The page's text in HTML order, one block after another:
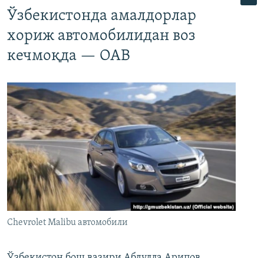
Ўзбекистонда амалдорлар
хориж автомобилидан воз
кечмоқда — ОАВ
Chevrolet Malibu автомобили